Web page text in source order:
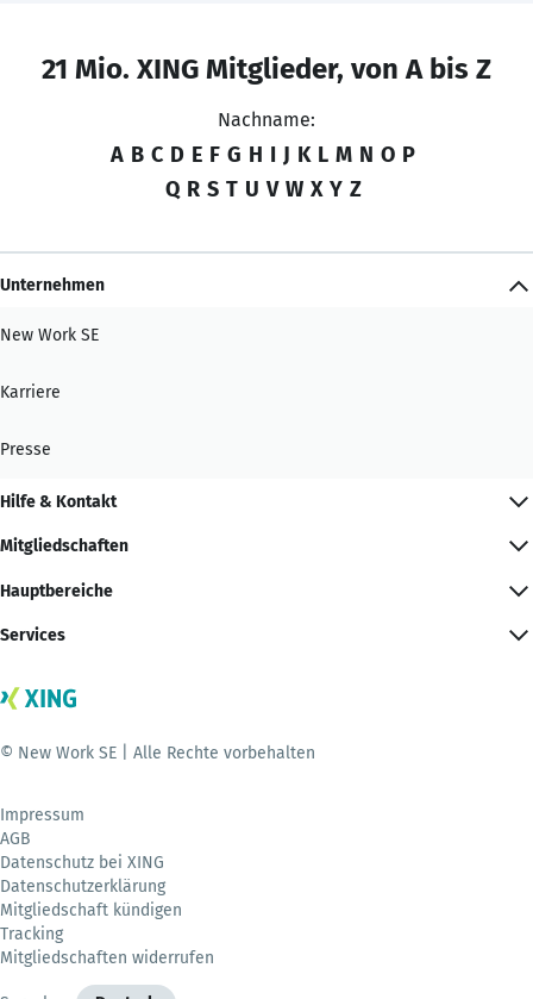
21 Mio. XING Mitglieder, von A bis Z
Nachname:
A B C D E F G H I J K L M N O P
Q R S T U V W X Y Z
Unternehmen
New Work SE
Karriere
Presse
Hilfe & Kontakt
Mitgliedschaften
Hauptbereiche
Services
© New Work SE | Alle Rechte vorbehalten
Impressum
AGB
Datenschutz bei XING
Datenschutzerklärung
Mitgliedschaft kündigen
Tracking
Mitgliedschaften widerrufen